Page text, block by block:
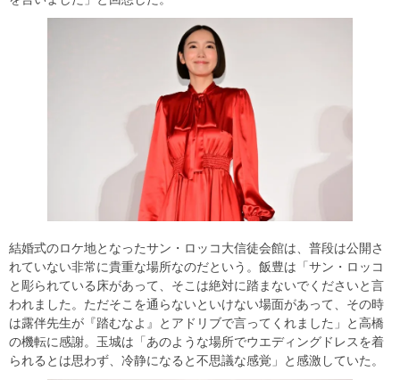
結婚式のロケ地となったサン・ロッコ大信徒会館は、普段は公開さ
れていない非常に貴重な場所なのだという。飯豊は「サン・ロッコ
と彫られている床があって、そこは絶対に踏まないでくださいと言
われました。ただそこを通らないといけない場面があって、その時
は露伴先生が『踏むなよ』とアドリブで言ってくれました」と高橋
の機転に感謝。玉城は「あのような場所でウエディングドレスを着
られるとは思わず、冷静になると不思議な感覚」と感激していた。